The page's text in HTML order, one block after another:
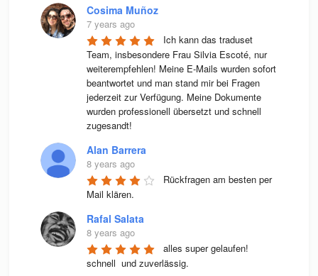
Cosima Muñoz
7 years ago
Ich kann das traduset
Team, insbesondere Frau Silvia Escoté, nur
weiterempfehlen! Meine E-Mails wurden sofort
beantwortet und man stand mir bei Fragen
jederzeit zur Verfügung. Meine Dokumente
wurden professionell übersetzt und schnell
zugesandt!
Alan Barrera
8 years ago
Rückfragen am besten per
Mail klären.
Rafal Salata
8 years ago
alles super gelaufen!
schnell  und zuverlässig.